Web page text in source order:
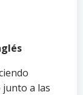
junto a las